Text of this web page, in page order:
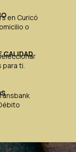
en Curicó
o
CALIDAD
ti.